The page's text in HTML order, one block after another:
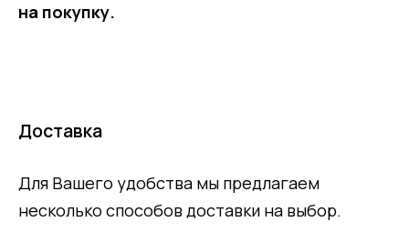
на покупку.
Доставка
Для Вашего удобства мы предлагаем
несколько способов доставки на выбор.